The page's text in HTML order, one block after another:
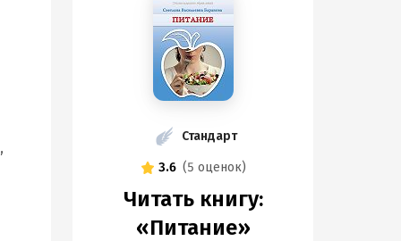
Стандарт
3.6 (5 оценок)
Читать книгу:
«Питание»